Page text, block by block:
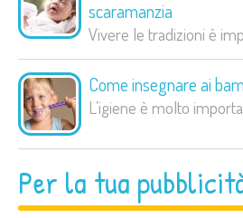
scaramanzia
Vivere le tradizioni è
Come insegnare ai
L’igiene è molto
Per la tua